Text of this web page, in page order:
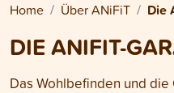
Home Über ANiFiT Die
DIE ANIFIT-
Das Wohlbefinden und